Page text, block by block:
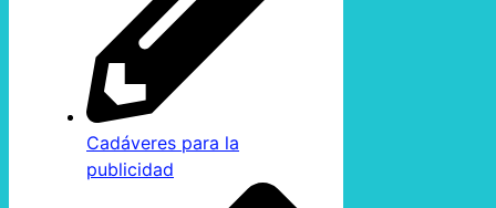
Cadáveres para la
publicidad